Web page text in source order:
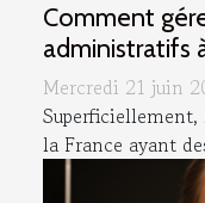
Comment
administratifs
Mercredi 21 juin
la France ayant